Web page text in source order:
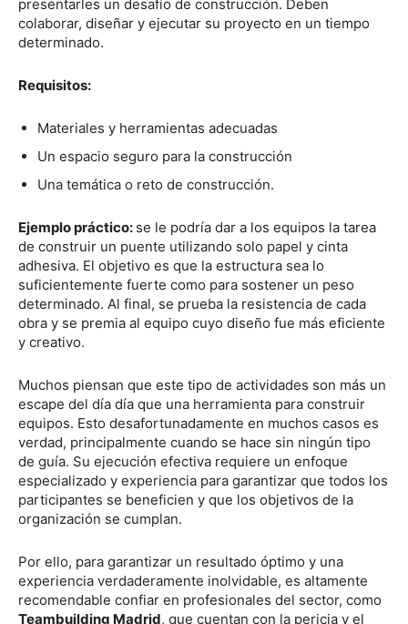
presentarles un desafío de construcción. Deben
colaborar, diseñar y ejecutar su proyecto en un tiempo
determinado.
Requisitos:
Materiales y herramientas adecuadas
Un espacio seguro para la construcción
Una temática o reto de construcción.
Ejemplo práctico: se le podría dar a los equipos la tarea
de construir un puente utilizando solo papel y cinta
adhesiva. El objetivo es que la estructura sea lo
suficientemente fuerte como para sostener un peso
determinado. Al final, se prueba la resistencia de cada
obra y se premia al equipo cuyo diseño fue más eficiente
y creativo.
Muchos piensan que este tipo de actividades son más un
escape del día día que una herramienta para construir
equipos. Esto desafortunadamente en muchos casos es
verdad, principalmente cuando se hace sin ningún tipo
de guía. Su ejecución efectiva requiere un enfoque
especializado y experiencia para garantizar que todos los
participantes se beneficien y que los objetivos de la
organización se cumplan.
Por ello, para garantizar un resultado óptimo y una
experiencia verdaderamente inolvidable, es altamente
recomendable confiar en profesionales del sector, como
Teambuilding Madrid, que cuentan con la pericia y el